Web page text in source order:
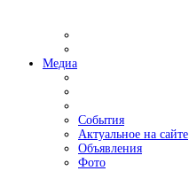
Медиа
События
Актуальное на сайте
Объявления
Фото